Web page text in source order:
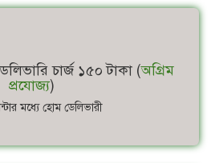
চার্জ ১৫০ টাকা (অগ্রিম
প্রযোজ্য)
মধ্যে হোম ডেলিভারী